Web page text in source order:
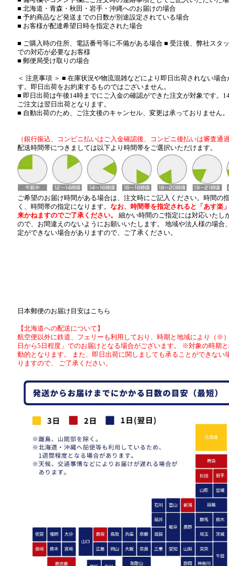
■ 北海道・青森・秋田・岩手・沖縄へのお届けの場合
■ 予約商品など発送までの日数が別途設定されている場合
■ お客様が配達希望日時を指定された場合
■ ご購入時の住所、電話番号等に不備がある場合 ■ 受注後、弊社スタ
での対応が必要なお客様
■ 郵便局受け取りの場合
＜ 注意事項 ＞ ■ 在庫状況や物流混雑などにより即日出荷されない場合
す。即日出荷をお約束するものではございません。
■ 即日出荷は午後14時までにご入金の確認ができた注文が対象です。
ご注文は翌日出荷となります。
■ 自動出荷のため、ご注文後のキャンセル、変更は承っておりません。
（銀行振込、コンビニ払いはご入金確認後、コンビニ後払いは審査通
配送時間帯につきましては以下より時間帯をご選択いただけます。
ご希望のお届け時間がある場合は、注文時にご記入ください。時間の
く、時間帯の指定になります。 なお、時間帯を指定されると「あす楽
来かねますのでご了承ください。
細かい時間のご指定には対応いたし
ので、お間違えのないようにお願いいたします。 地域や法人様の場合
定ができない場合がありますので、ご了承ください。
日本郵便のお届け目安はこちら
【北海道への配送について】
航空便以外に鉄道、フェリーも利用しており、時期と地域により（※
日から5日程度」でのお届けとなる場合がございます。 ※対象の時期
動的となります。 また、即日出荷に関しましても承ることができない
りますので、 ご了承ください。